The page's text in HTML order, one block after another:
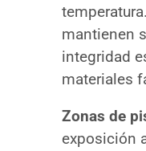
mantienen
integridad
materiales
Zonas de
exposición